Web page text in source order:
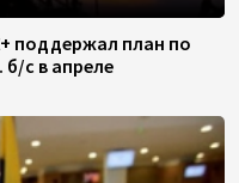
поддержал план по
с в апреле